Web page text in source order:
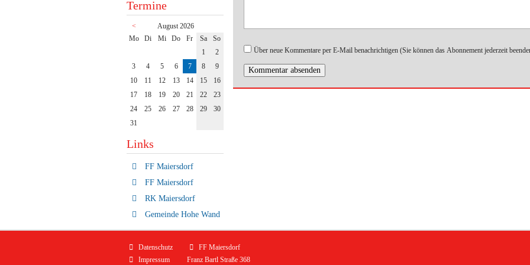
Über neue Kommentare per E-Mail benachrichtigen (Sie können das Abonnement jederzeit
Kommentar absenden
Termine
<
August 2026
Montag
Dienstag
Mittwoch
Donnerstag
Freitag
Samstag
Sonntag
1
2
3
4 5 6 7 8
9
10
11 12 13 14 15
16
17
18 19 20 21 22
23
24
25 26 27 28 29
30
31
Links
FF Maiersdorf
FF Maiersdorf
RK Maiersdorf
Gemeinde Hohe Wand
Navigation
überspringen
Datenschutz
Impressum
FF Maiersdorf
Franz Bartl Straße 368